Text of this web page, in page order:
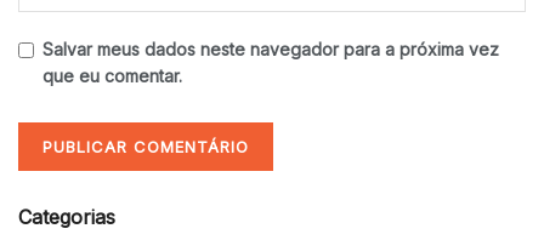
Salvar meus dados neste navegador para a próxima vez
que eu comentar.
Categorias